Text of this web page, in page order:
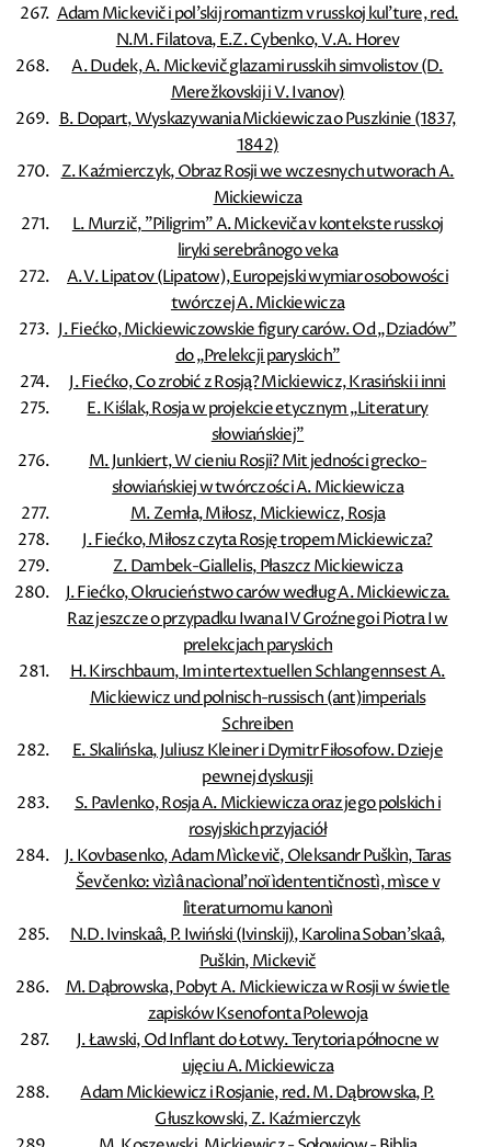
Adam Mickevič i pol'skij romantizm v russkoj kul'ture, red.
N.M. Filatova, E.Z. Cybenko, V.A. Horev
A. Dudek, A. Mickevič glazami russkih simvolistov (D.
Merežkovskij i V. Ivanov)
B. Dopart, Wyskazywania Mickiewicza o Puszkinie (1837,
1842)
Z. Kaźmierczyk, Obraz Rosji we wczesnych utworach A.
Mickiewicza
L. Murzič, ”Piligrim” A. Mickeviča v kontekste russkoj
liryki serebrânogo veka
A.V. Lipatov (Lipatow), Europejski wymiar osobowości
twórczej A. Mickiewicza
J. Fiećko, Mickiewiczowskie figury carów. Od „Dziadów”
do „Prelekcji paryskich”
J. Fiećko, Co zrobić z Rosją? Mickiewicz, Krasiński i inni
E. Kiślak, Rosja w projekcie etycznym „Literatury
słowiańskiej”
M. Junkiert, W cieniu Rosji? Mit jedności grecko-
słowiańskiej w twórczości A. Mickiewicza
M. Zemła, Miłosz, Mickiewicz, Rosja
J. Fiećko, Miłosz czyta Rosję tropem Mickiewicza?
Z. Dambek-Giallelis, Płaszcz Mickiewicza
J. Fiećko, Okrucieństwo carów według A. Mickiewicza.
Raz jeszcze o przypadku Iwana IV Groźnego i Piotra I w
prelekcjach paryskich
H. Kirschbaum, Im intertextuellen Schlangennsest A.
Mickiewicz und polnisch-russisch (ant)imperials
Schreiben
E. Skalińska, Juliusz Kleiner i Dymitr Fiłosofow. Dzieje
pewnej dyskusji
S. Pavlenko, Rosja A. Mickiewicza oraz jego polskich i
rosyjskich przyjaciół
J. Kovbasenko, Adam Mìckevič, Oleksandr Puškìn, Taras
Ševčenko: vìzìâ nacìonal'noï ìdentеntičnostì, mìsce v
lìteraturnomu kanonì
N.D. Ivinskaâ, P. Iwiński (Ivinskij), Karolina Soban'skaâ,
Puškin, Mickevič
M. Dąbrowska, Pobyt A. Mickiewicza w Rosji w świetle
zapisków Ksenofonta Polewoja
J. Ławski, Od Inflant do Łotwy. Terytoria północne w
ujęciu A. Mickiewicza
Adam Mickiewicz i Rosjanie, red. M. Dąbrowska, P.
Głuszkowski, Z. Kaźmierczyk